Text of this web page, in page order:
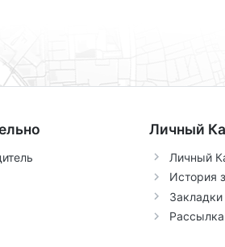
Личный
Личный
История
Закладки